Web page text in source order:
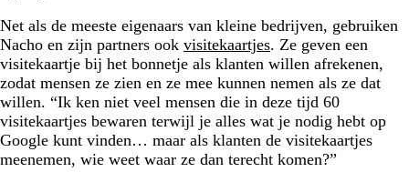
Net als de meeste eigenaars van kleine bedrijven, gebruiken
Nacho en zijn partners ook visitekaartjes. Ze geven een
visitekaartje bij het bonnetje als klanten willen afrekenen,
zodat mensen ze zien en ze mee kunnen nemen als ze dat
willen. “Ik ken niet veel mensen die in deze tijd 60
visitekaartjes bewaren terwijl je alles wat je nodig hebt op
Google kunt vinden… maar als klanten de visitekaartjes
meenemen, wie weet waar ze dan terecht komen?”